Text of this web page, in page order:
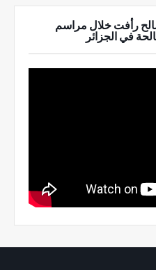
رأفت خلال مراسم
في الجزائر